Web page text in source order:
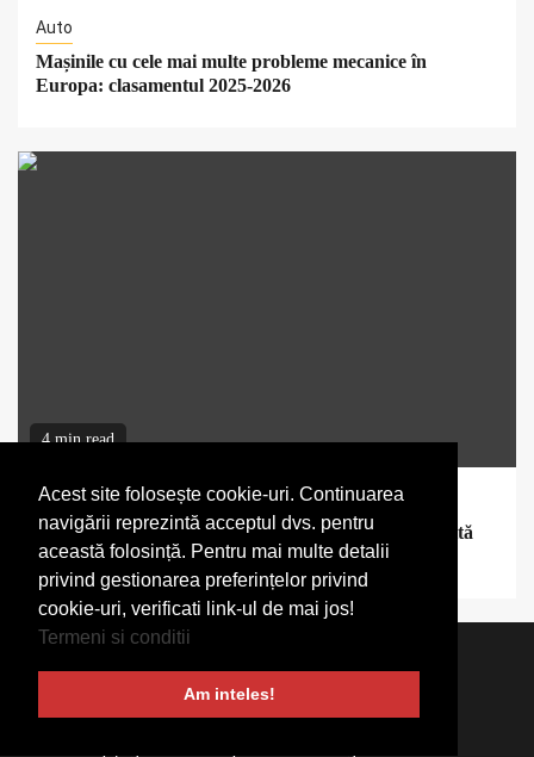
Acest site folosește cookie-uri. Continuarea
navigării reprezintă acceptul dvs. pentru
această folosință. Pentru mai multe detalii
privind gestionarea preferințelor privind
cookie-uri, verificati link-ul de mai jos!
Termeni si conditii
Am inteles!
Auto
Mașinile cu cele mai multe probleme mecanice în
Europa: clasamentul 2025-2026
4 min read
Imobiliare
Centrale pe gaz pentru locuințe moderne: când merită
alegerea și ce trebuie verificat înainte de montaj